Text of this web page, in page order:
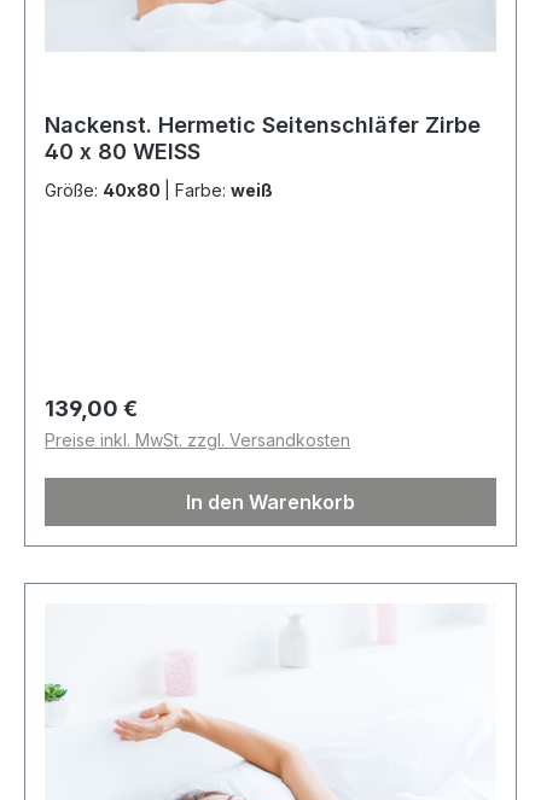
Nackenst. Hermetic Seitenschläfer Zirbe
40 x 80 WEISS
Größe: 40x80 Farbe: weiß
Regulärer Preis:
139,00 €
Preise inkl. MwSt. zzgl. Versandkosten
In den Warenkorb